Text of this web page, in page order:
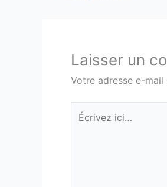
Laisser un
Votre adresse e-mail
Écrivez
ici…